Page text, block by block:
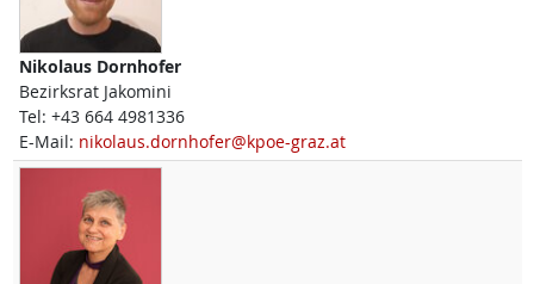
Nikolaus Dornhofer
Bezirksrat Jakomini
Tel: +43 664 4981336
E-Mail: nikolaus.dornhofer@kpoe-graz.at